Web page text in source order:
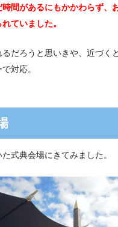
間があるにもかかわらず、
ていました。
だろうと思いきや、近づく
対応。
式典会場にきてみました。